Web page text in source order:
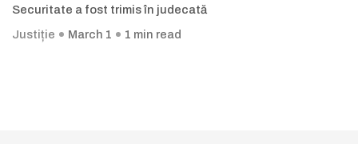
Securitate a fost trimis în judecată
Justiție
March 1 1 min read